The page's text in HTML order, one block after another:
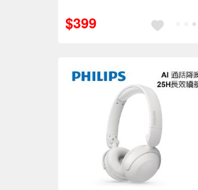
（運費不算在 2000 元的範圍
$399